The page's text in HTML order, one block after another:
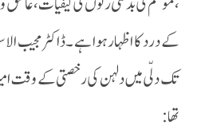
کے درد کا اظہار ہوا ہے ۔ڈاکٹر مجیب
تک دلّی میں دلہن کی رخصتی کے وقت
تھا :